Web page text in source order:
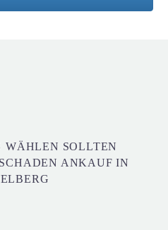
WÄHLEN SOLLTEN
ANKAUF IN